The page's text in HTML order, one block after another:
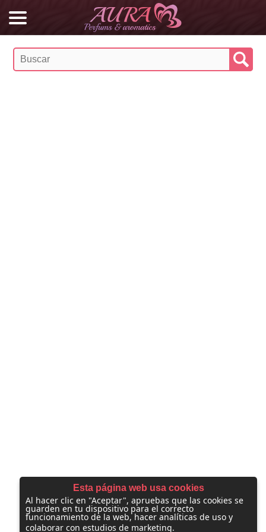
Esta página web usa cookies
Al hacer clic en "Aceptar", apruebas que las cookies se
guarden en tu dispositivo para el correcto
funcionamiento de la web, hacer analíticas de uso y
colaborar con estudios de marketing.